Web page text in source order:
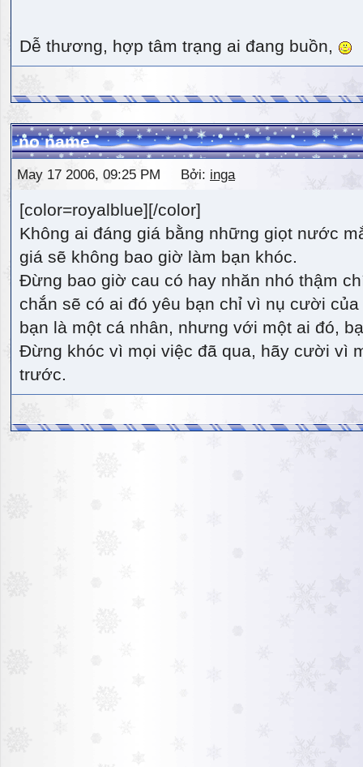
Dễ thương, hợp tâm trạng ai đang buồn,
no name
May 17 2006, 09:25 PM Bởi: inga
[color=royalblue][/color]
Không ai đáng giá bằng những giọt nước
giá sẽ không bao giờ làm bạn khóc.
Đừng bao giờ cau có hay nhăn nhó thậm
chắn sẽ có ai đó yêu bạn chỉ vì nụ cười
bạn là một cá nhân, nhưng với một ai đó,
Đừng khóc vì mọi việc đã qua, hãy cười vì
trước.